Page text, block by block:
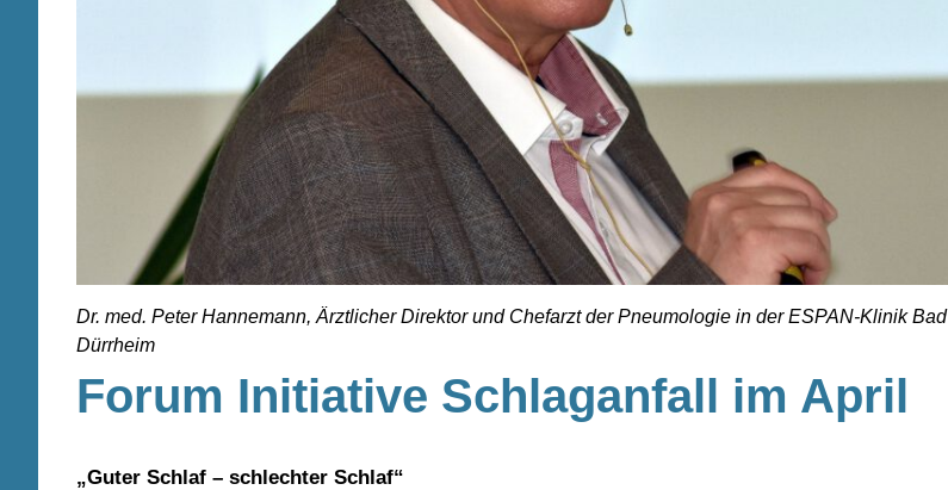
Dr. med. Peter Hannemann, Ärztlicher Direktor und Chefarzt der Pneumologie in der ESPAN-Klinik Bad
Dürrheim
Forum Initiative Schlaganfall im April
„Guter Schlaf – schlechter Schlaf“